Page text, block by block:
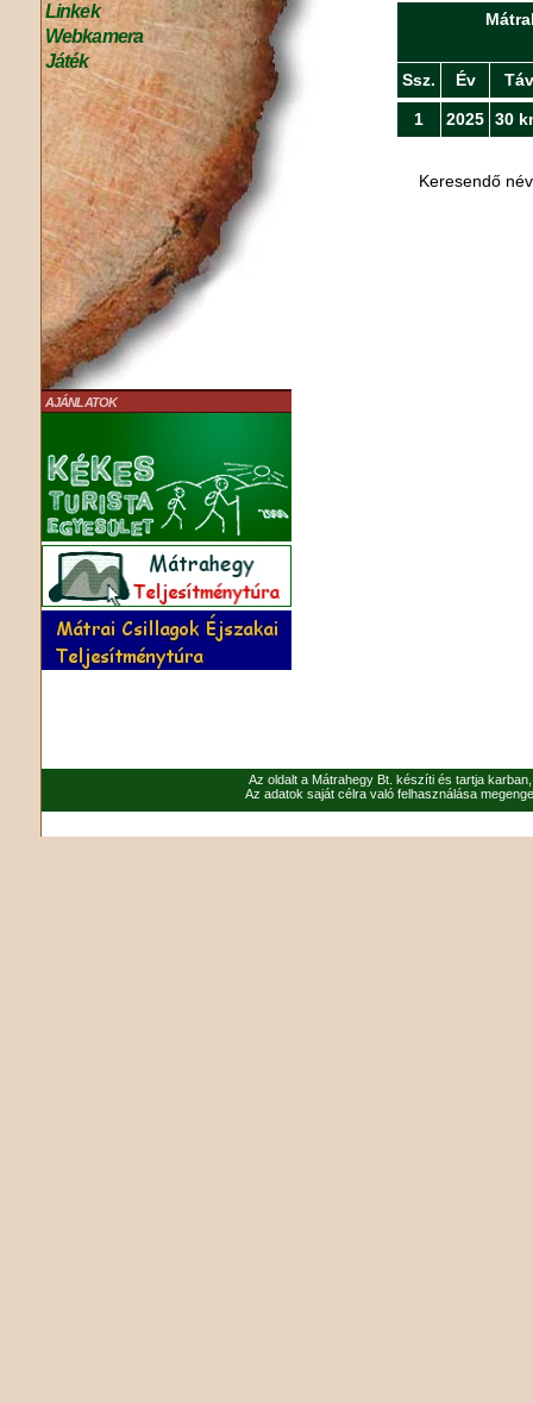
Linkek
Webkamera
Játék
AJÁNLATOK
Ssz. Év Táv
1 2025 30
Keresendő
Az oldalt a Mátrahegy Bt. készíti és tartja
Az adatok saját célra való felhasználása